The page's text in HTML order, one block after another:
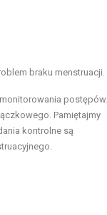
braku menstruacji.
postępów.
Pamiętajmy
kontrolne są